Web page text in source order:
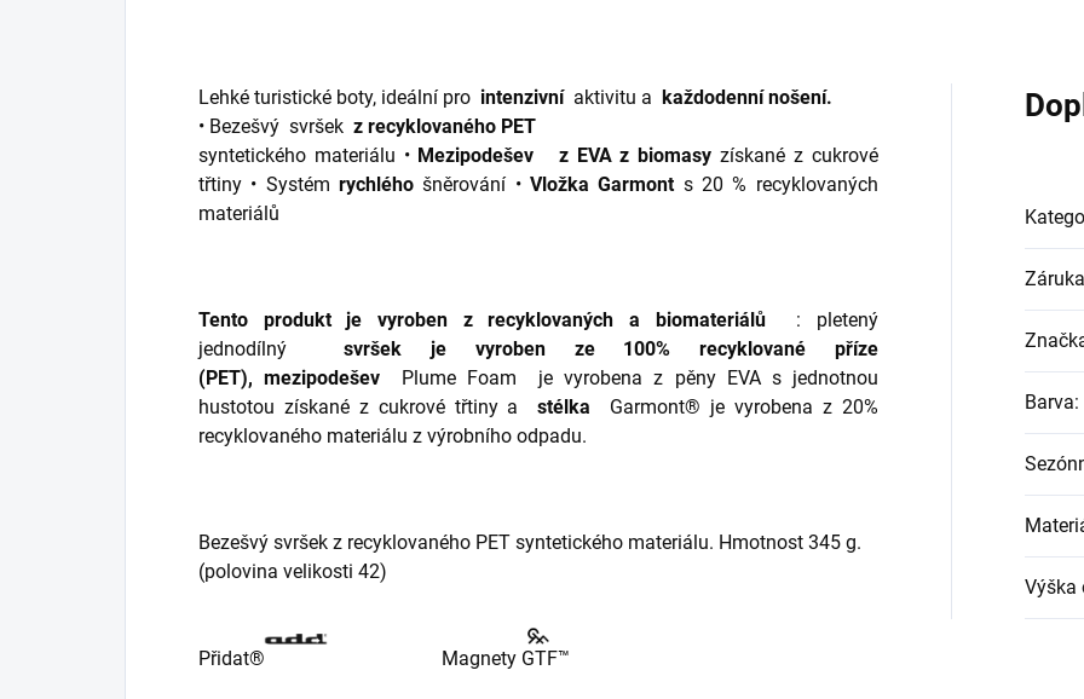
Lehké turistické boty, ideální pro intenzivní aktivitu a
každodenní nošení.
• Bezešvý svršek z recyklovaného PET
syntetického materiálu • Mezipodešev z EVA z biomasy získané z cukrové
třtiny • Systém rychlého šněrování • Vložka Garmont s 20 % recyklovaných
materiálů
Tento produkt je vyroben z recyklovaných a biomateriálů
: pletený
jednodílný
svršek je vyroben ze 100% recyklované příze
(PET), mezipodešev Plume Foam
je vyrobena z pěny EVA s jednotnou
hustotou získané z cukrové třtiny a
stélka
Garmont® je vyrobena z 20%
recyklovaného materiálu z výrobního odpadu.
Bezešvý svršek z recyklovaného PET syntetického materiálu. Hmotnost 345 g.
(polovina velikosti 42)
Přidat® Magnety GTF™
Záruka
Barva:
Výška